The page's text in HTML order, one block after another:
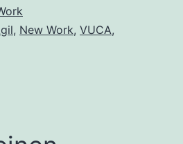
, New Work, VUCA,